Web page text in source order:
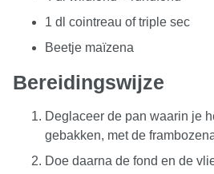
1 dl cointreau of triple sec
Beetje maïzena
Bereidingswijze
Deglaceer de pan waarin je
gebakken, met de
Doe daarna de fond en de